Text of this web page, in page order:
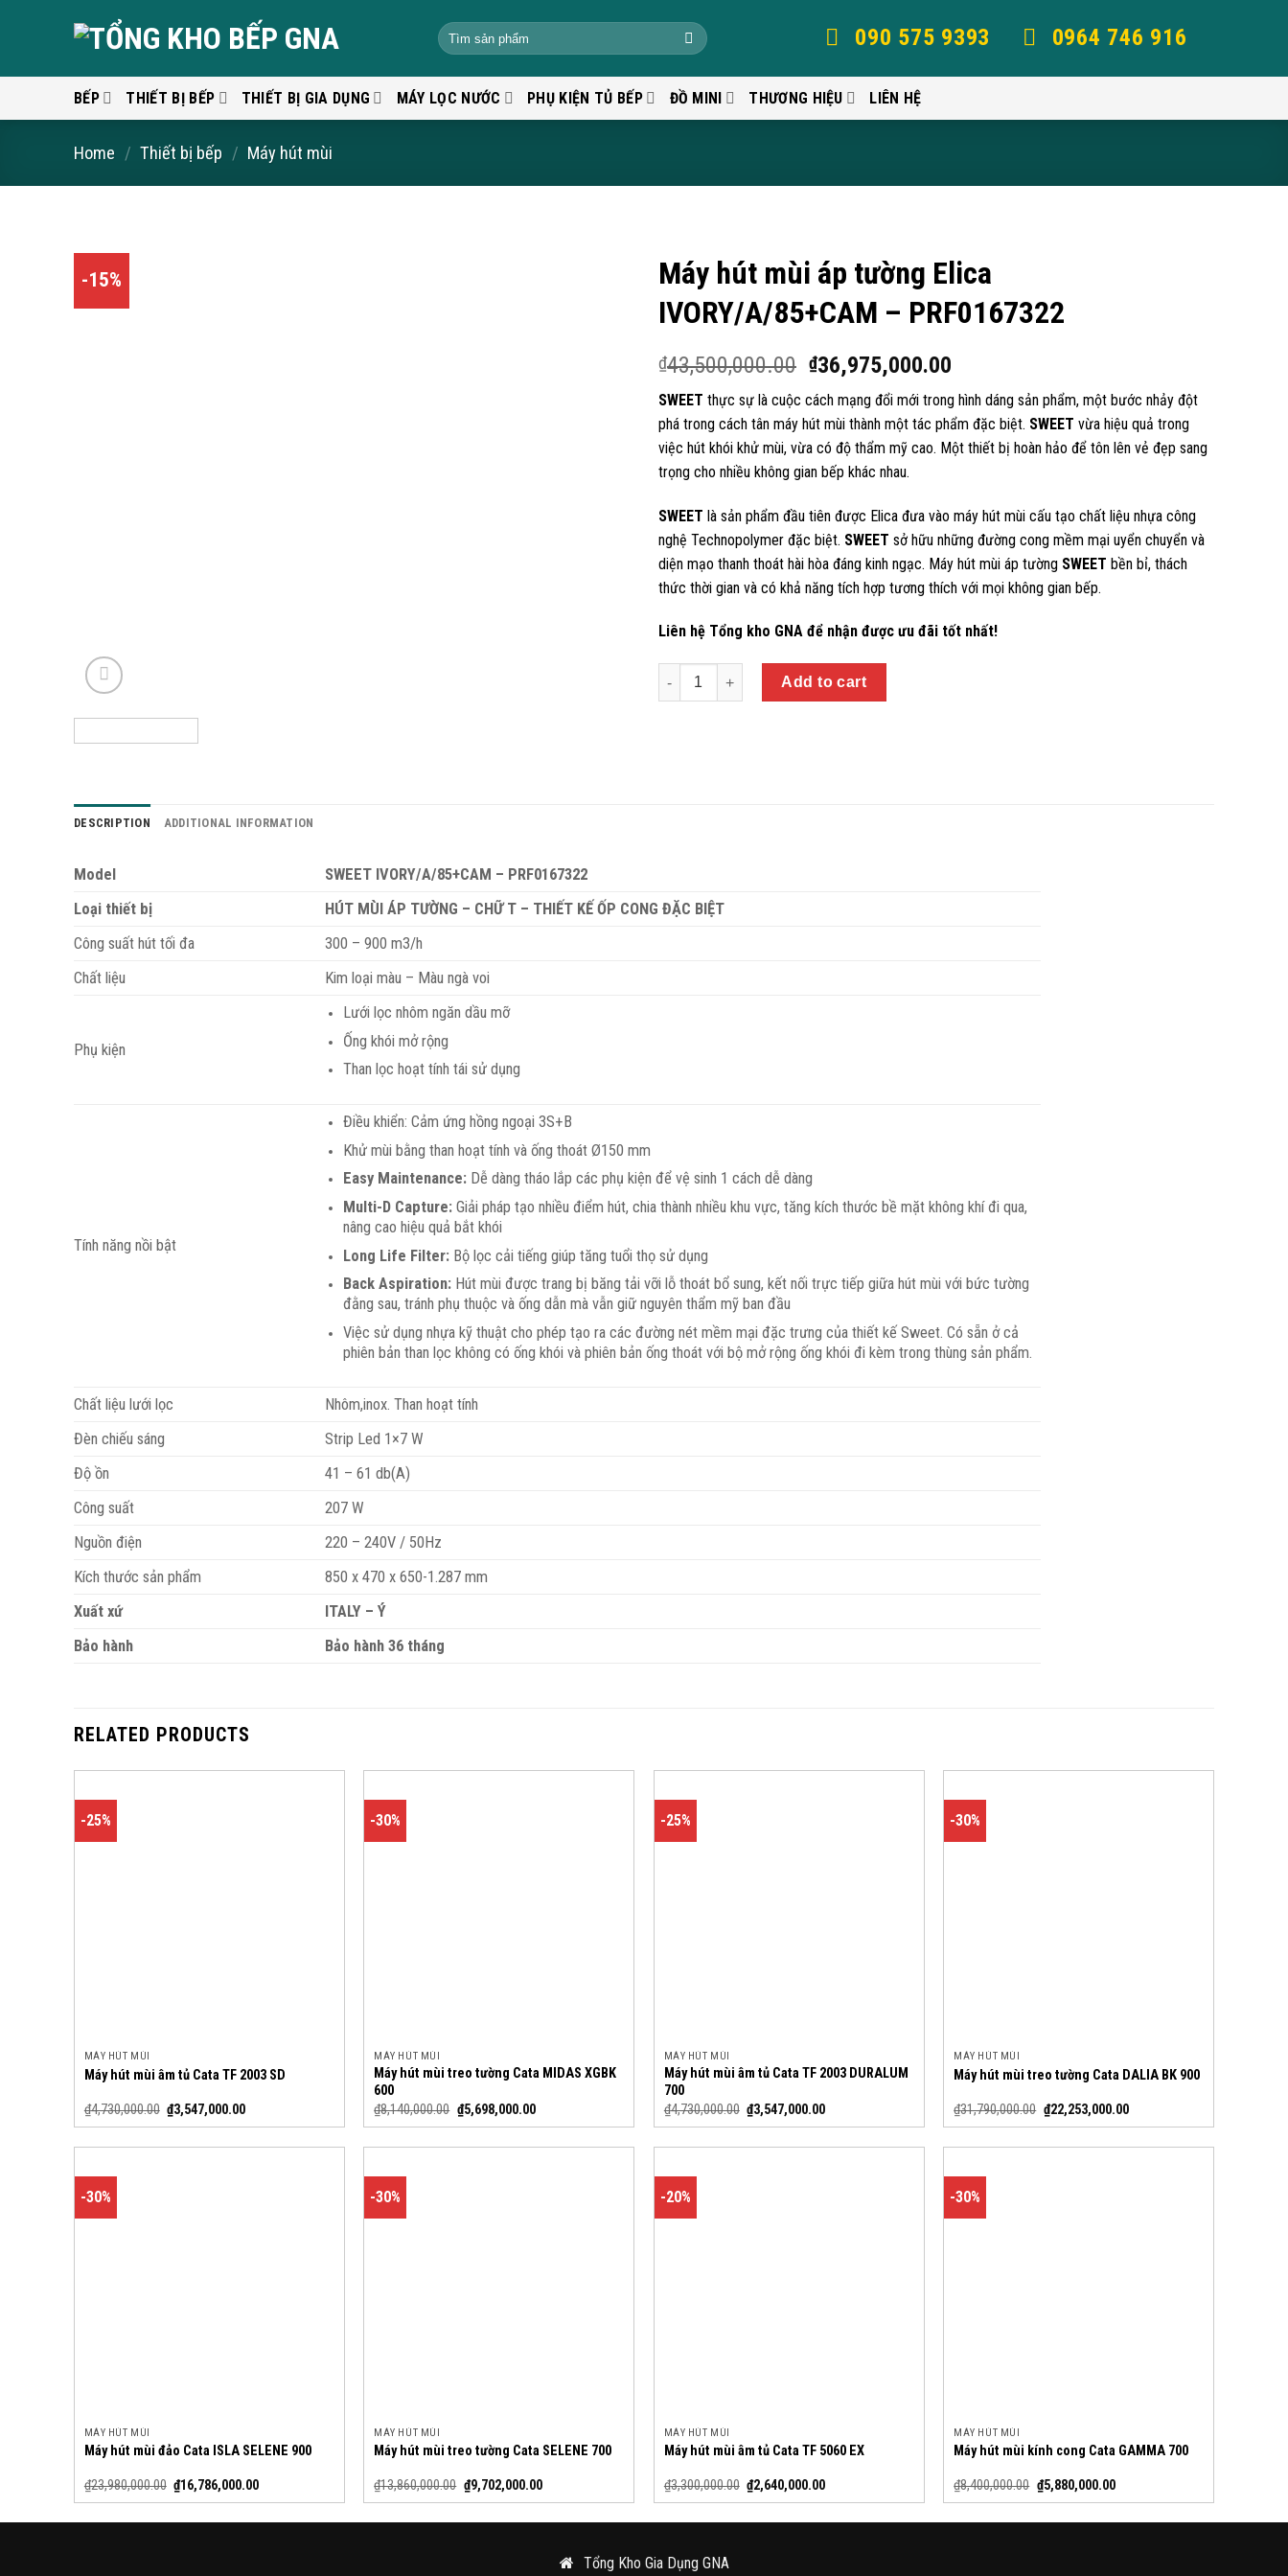
090 575 9393 0964 746 916
BẾP THIẾT BỊ BẾP THIẾT BỊ GIA DỤNG MÁY LỌC NƯỚC PHỤ KIỆN TỦ BẾP ĐỒ MINI THƯƠNG HIỆU LIÊN HỆ
Home / Thiết bị bếp / Máy hút mùi
-15%
Máy hút mùi áp tường Elica
IVORY/A/85+CAM – PRF0167322
₫43,500,000.00 ₫36,975,000.00
SWEET thực sự là cuộc cách mạng đổi mới trong hình dáng sản phẩm, một bước nhảy đột
phá trong cách tân máy hút mùi thành một tác phẩm đặc biệt. SWEET vừa hiệu quả trong
việc hút khói khử mùi, vừa có độ thẩm mỹ cao. Một thiết bị hoàn hảo để tôn lên vẻ đẹp sang
trọng cho nhiều không gian bếp khác nhau.
SWEET là sản phẩm đầu tiên được Elica đưa vào máy hút mùi cấu tạo chất liệu nhựa công
nghệ Technopolymer đặc biệt. SWEET sở hữu những đường cong mềm mại uyển chuyển và
diện mạo thanh thoát hài hòa đáng kinh ngạc. Máy hút mùi áp tường SWEET bền bỉ, thách
thức thời gian và có khả năng tích hợp tương thích với mọi không gian bếp.
Liên hệ Tổng kho GNA để nhận được ưu đãi tốt nhất!
Quantity
Add to cart
DESCRIPTION ADDITIONAL INFORMATION
Model
SWEET IVORY/A/85+CAM – PRF0167322
Loại thiết bị
HÚT MÙI ÁP TƯỜNG – CHỮ T – THIẾT KẾ ỐP CONG ĐẶC BIỆT
Công suất hút tối đa
300 – 900 m3/h
Chất liệu
Kim loại màu – Màu ngà voi
Phụ kiện
Lưới lọc nhôm ngăn dầu mỡ
Ống khói mở rộng
Than lọc hoạt tính tái sử dụng
Tính năng nồi bật
Điều khiển: Cảm ứng hồng ngoại 3S+B
Khử mùi bằng than hoạt tính và ống thoát Ø150 mm
Easy Maintenance:Dễ dàng tháo lắp các phụ kiện để vệ sinh 1 cách dễ dàng
Multi-D Capture:Giải pháp tạo nhiều điểm hút, chia thành nhiều khu vực, tăng kích thước bề mặt không khí đi qua,
nâng cao hiệu quả bắt khói
Long Life Filter:Bộ lọc cải tiếng giúp tăng tuổi thọ sử dụng
Back Aspiration:Hút mùi được trang bị băng tải vỡi lỗ thoát bổ sung, kết nối trực tiếp giữa hút mùi với bức tường
đằng sau, tránh phụ thuộc và ống dẫn mà vẫn giữ nguyên thẩm mỹ ban đầu
Việc sử dụng nhựa kỹ thuật cho phép tạo ra các đường nét mềm mại đặc trưng của thiết kế Sweet. Có sẵn ở cả
phiên bản than lọc không có ống khói và phiên bản ống thoát với bộ mở rộng ống khói đi kèm trong thùng sản phẩm.
Chất liệu lưới lọc
Nhôm,inox. Than hoạt tính
Đèn chiếu sáng
Strip Led 1×7 W
Độ ồn
41 – 61 db(A)
Công suất
207 W
Nguồn điện
220 – 240V / 50Hz
Kích thước sản phẩm
850 x 470 x 650-1.287 mm
Xuất xứ
ITALY – Ý
Bảo hành
Bảo hành 36 tháng
RELATED PRODUCTS
-25%
MÁY HÚT MÙI
Máy hút mùi âm tủ Cata TF 2003 SD
₫4,730,000.00 ₫3,547,000.00
-30%
MÁY HÚT MÙI
Máy hút mùi treo tường Cata MIDAS XGBK
600
₫8,140,000.00 ₫5,698,000.00
-25%
MÁY HÚT MÙI
Máy hút mùi âm tủ Cata TF 2003 DURALUM
700
₫4,730,000.00 ₫3,547,000.00
-30%
MÁY HÚT MÙI
Máy hút mùi treo tường Cata DALIA BK 900
₫31,790,000.00 ₫22,253,000.00
-30%
MÁY HÚT MÙI
Máy hút mùi đảo Cata ISLA SELENE 900
₫23,980,000.00 ₫16,786,000.00
-30%
MÁY HÚT MÙI
Máy hút mùi treo tường Cata SELENE 700
₫13,860,000.00 ₫9,702,000.00
-20%
MÁY HÚT MÙI
Máy hút mùi âm tủ Cata TF 5060 EX
₫3,300,000.00 ₫2,640,000.00
-30%
MÁY HÚT MÙI
Máy hút mùi kính cong Cata GAMMA 700
₫8,400,000.00 ₫5,880,000.00
Tổng Kho Gia Dụng GNA